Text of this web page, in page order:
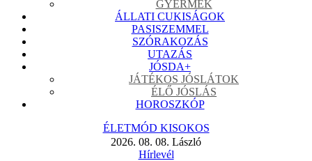
GYERMEK
ÁLLATI CUKISÁGOK
PASISZEMMEL
SZÓRAKOZÁS
UTAZÁS
JÓSDA+
JÁTÉKOS JÓSLÁTOK
ÉLŐ JÓSLÁS
HOROSZKÓP
ÉLETMÓD KISOKOS
2026. 08. 08. László
Hírlevél